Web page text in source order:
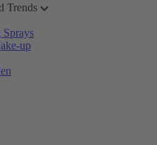
Trends
up